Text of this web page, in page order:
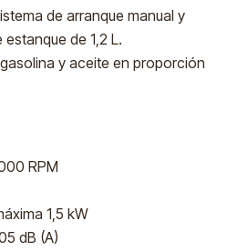
de arranque manual y
de 1,2 L.
y aceite en proporción
RPM
1,5 kW
dB (A)